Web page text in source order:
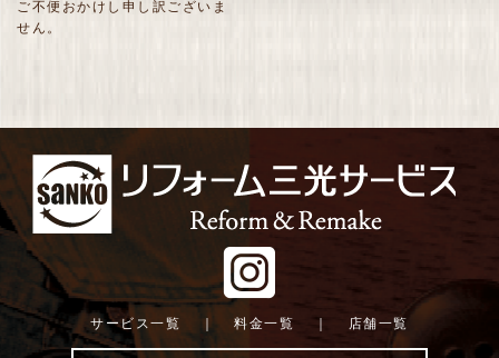
ご不便おかけし申し訳ございま
せん。
サービス一覧 ｜ 料金一覧 ｜ 店舗一覧